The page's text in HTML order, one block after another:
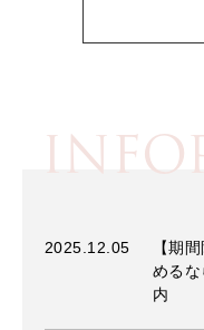
2025.12.05
【期
める
内